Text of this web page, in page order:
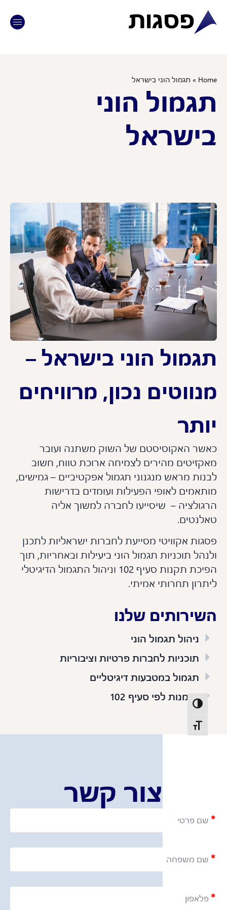
הפעל/כבה ניגודיות גבוהה
מתג גודל גופן
»תגמול הוני בישראל
הוני
הוני בישראל –
נכון, מרוויחים
האקוסיסטם של השוק משתנה ועובר
מהירים לצמיחה ארוכת טווח, חשוב
מראש מנגנוני תגמול אפקטיביים – גמישים,
לאופי הפעילות ועומדים בדרישות
– שיסייעו לחברה למשוך אליה
אקוויטי מסייעת לחברות ישראליות לתכנן
תוכניות תגמול הוני ביעילות ובאחריות, תוך
הפיכת תקנות סעיף 102 וניהול התגמול הדיגיטלי
תחרותי אמיתי.
שלנו
ניהול תגמול הוני
תוכניות לחברות פרטיות וציבוריות
תגמול במטבעות דיגיטליים
נאמנות לפי סעיף 102
צור קשר